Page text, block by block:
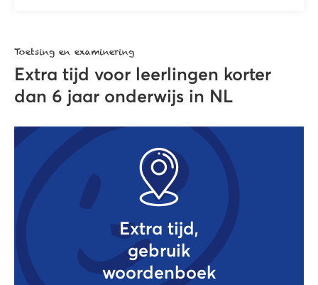
Toetsing en examinering
Extra tijd voor leerlingen korter
dan 6 jaar onderwijs in NL
Extra tijd,
gebruik
woordenboek